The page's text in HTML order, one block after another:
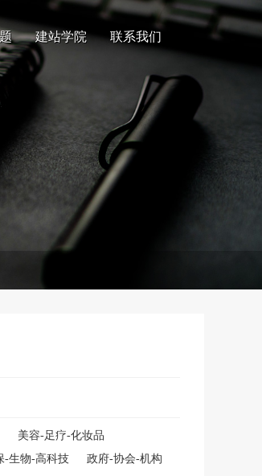
建站学院 联系我们
美容-足疗-化妆品
-生物-高科技
政府-协会-机构